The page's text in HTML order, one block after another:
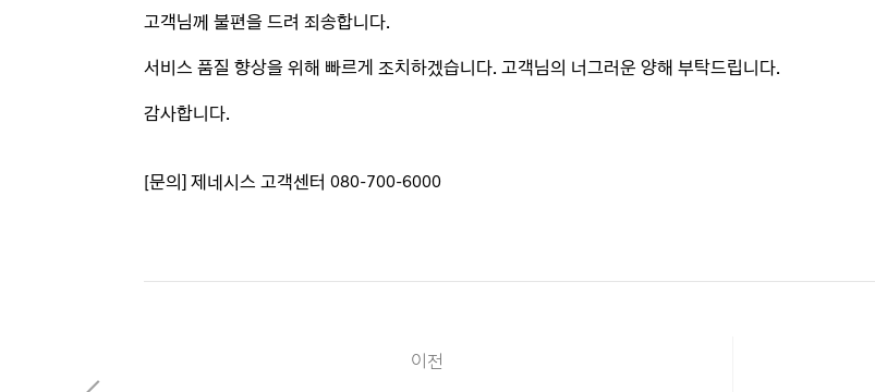
고객님께 불편을 드려 죄송합니다.
서비스 품질 향상을 위해 빠르게 조치하겠습니다. 고객님의 너그러운 양해 부탁드립니다.
감사합니다.
[문의] 제네시스 고객센터 080-700-6000
이전